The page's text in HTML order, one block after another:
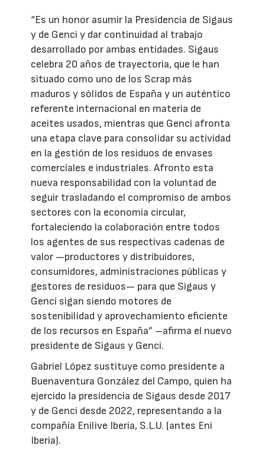
“Es un honor asumir la Presidencia de Sigaus
y de Genci y dar continuidad al trabajo
desarrollado por ambas entidades. Sigaus
celebra 20 años de trayectoria, que le han
situado como uno de los Scrap más
maduros y sólidos de España y un auténtico
referente internacional en materia de
aceites usados, mientras que Genci afronta
una etapa clave para consolidar su actividad
en la gestión de los residuos de envases
comerciales e industriales. Afronto esta
nueva responsabilidad con la voluntad de
seguir trasladando el compromiso de ambos
sectores con la economía circular,
fortaleciendo la colaboración entre todos
los agentes de sus respectivas cadenas de
valor —productores y distribuidores,
consumidores, administraciones públicas y
gestores de residuos— para que Sigaus y
Genci sigan siendo motores de
sostenibilidad y aprovechamiento eficiente
de los recursos en España” –afirma el nuevo
presidente de Sigaus y Genci.
Gabriel López sustituye como presidente a
Buenaventura González del Campo, quien ha
ejercido la presidencia de Sigaus desde 2017
y de Genci desde 2022, representando a la
compañía Enilive Iberia, S.L.U. (antes Eni
Iberia).